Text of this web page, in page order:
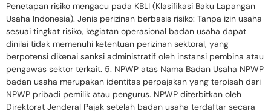
Penetapan risiko mengacu pada KBLI (Klasifikasi Baku Lapangan
Usaha Indonesia). Jenis perizinan berbasis risiko: Tanpa izin usaha
sesuai tingkat risiko, kegiatan operasional badan usaha dapat
dinilai tidak memenuhi ketentuan perizinan sektoral, yang
berpotensi dikenai sanksi administratif oleh instansi pembina atau
pengawas sektor terkait. 5. NPWP atas Nama Badan Usaha NPWP
badan usaha merupakan identitas perpajakan yang terpisah dari
NPWP pribadi pemilik atau pengurus. NPWP diterbitkan oleh
Direktorat Jenderal Pajak setelah badan usaha terdaftar secara